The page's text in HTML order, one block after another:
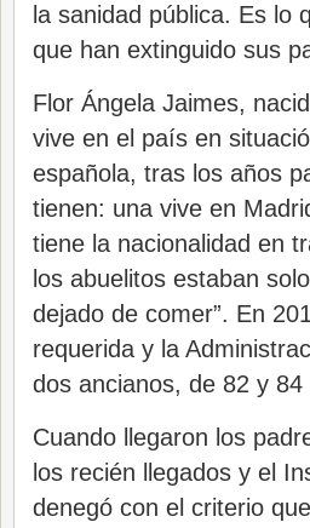
la sanidad pública. Es lo
que han extinguido sus
Flor Ángela Jaimes,
vive en el país en
española, tras los años
tienen: una vive en
tiene la nacionalidad en
los abuelitos estaban
dejado de comer”. En
requerida y la
dos ancianos, de 82 y 84
Cuando llegaron los
los recién llegados y el
denegó con el criterio